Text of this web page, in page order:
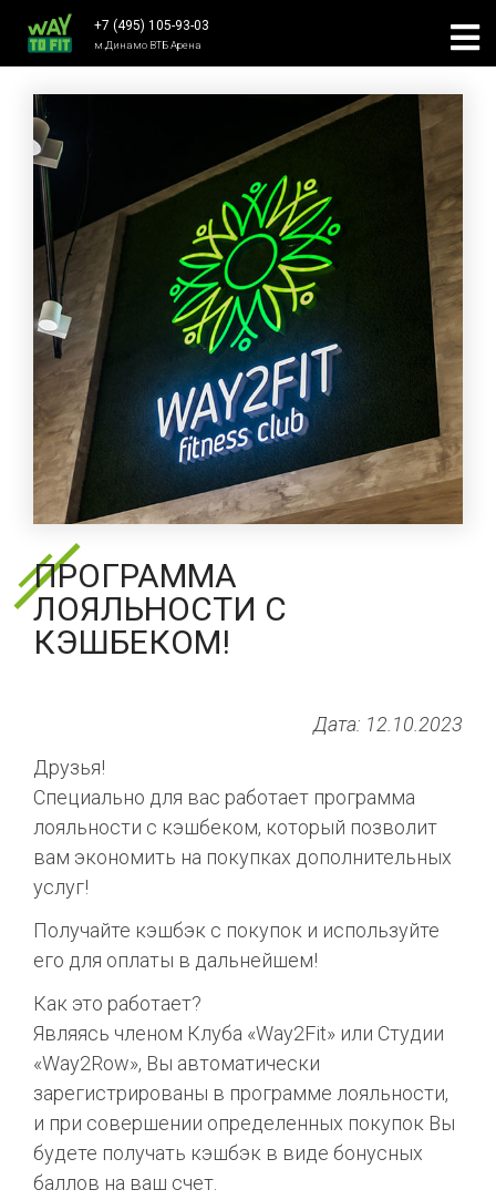
+7 (495) 105-93-03
м.Динамо ВТБ Арена
ПРОГРАММА
ЛОЯЛЬНОСТИ С
КЭШБЕКОМ!
Дата: 12.10.2023
Друзья!
Специально для вас работает программа
лояльности с кэшбеком, который позволит
вам экономить на покупках дополнительных
услуг!
Получайте кэшбэк с покупок и используйте
его для оплаты в дальнейшем!
Как это работает?
Являясь членом Клуба «Way2Fit» или Студии
«Way2Row», Вы автоматически
зарегистрированы в программе лояльности,
и при совершении определенных покупок Вы
будете получать кэшбэк в виде бонусных
баллов на ваш счет.